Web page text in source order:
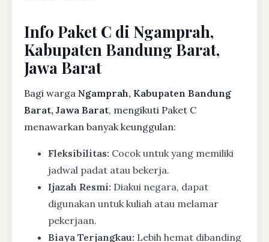
Info Paket C di Ngamprah,
Kabupaten Bandung Barat,
Jawa Barat
Bagi warga Ngamprah, Kabupaten Bandung
Barat, Jawa Barat, mengikuti Paket C
menawarkan banyak keunggulan:
Fleksibilitas: Cocok untuk yang memiliki
jadwal padat atau bekerja.
Ijazah Resmi: Diakui negara, dapat
digunakan untuk kuliah atau melamar
pekerjaan.
Biaya Terjangkau: Lebih hemat dibanding